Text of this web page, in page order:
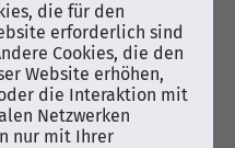
die für den
erforderlich sind
Cookies, die den
Website erhöhen,
die Interaktion mit
Netzwerken
nur mit Ihrer